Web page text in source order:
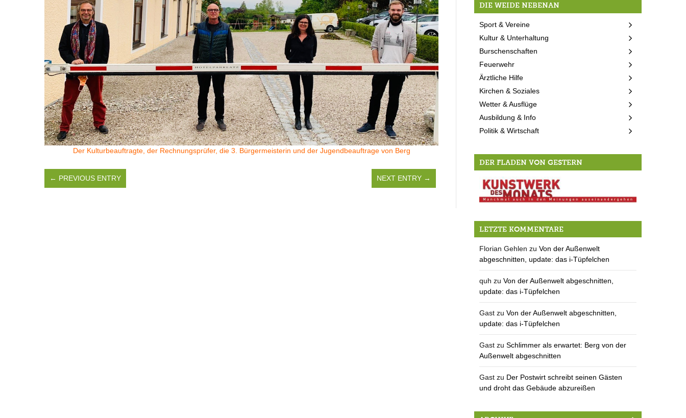
Der Kulturbeauftragte, der Rechnungsprüfer, die 3. Bürgermeisterin und der Jugendbeauftrage von Berg
← PREVIOUS ENTRY NEXT ENTRY →
DIE WEIDE NEBENAN
Sport & Vereine
Kultur & Unterhaltung
Burschenschaften
Feuerwehr
Ärztliche Hilfe
Kirchen & Soziales
Wetter & Ausflüge
Ausbildung & Info
Politik & Wirtschaft
DER FLADEN VON GESTERN
LETZTE KOMMENTARE
Florian Gehlen zuVon der Außenwelt
abgeschnitten, update: das i-Tüpfelchen
quh zuVon der Außenwelt abgeschnitten,
update: das i-Tüpfelchen
Gast zuVon der Außenwelt abgeschnitten,
update: das i-Tüpfelchen
Gast zuSchlimmer als erwartet: Berg von der
Außenwelt abgeschnitten
Gast zu Der Postwirt schreibt seinen Gästen
und droht das Gebäude abzureißen